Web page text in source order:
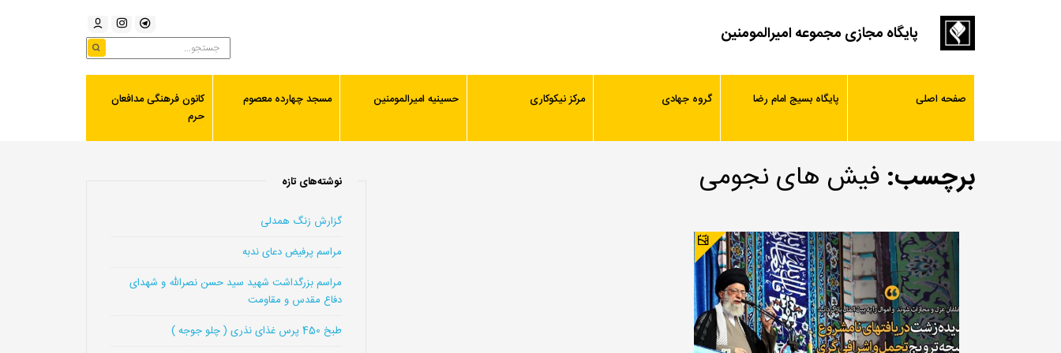
پایگاه مجازی مجموعه امیرالمومنین
صفحه اصلی پایگاه بسیج امام رضا گروه جهادی مرکز نیکوکاری حسینیه امیرالمومنین مسجد چهارده معصوم
کانون فرهنگی مدافعان
حرم
برچسب: فیش های نجومی نوشته‌های تازه
گزارش زنگ همدلی
مراسم پرفیض دعای ندبه
مراسم بزرگداشت شهید سید حسن نصرالله و شهدای
دفاع مقدس و مقاومت
طبخ 450 پرس غذای نذری ( چلو جوجه )